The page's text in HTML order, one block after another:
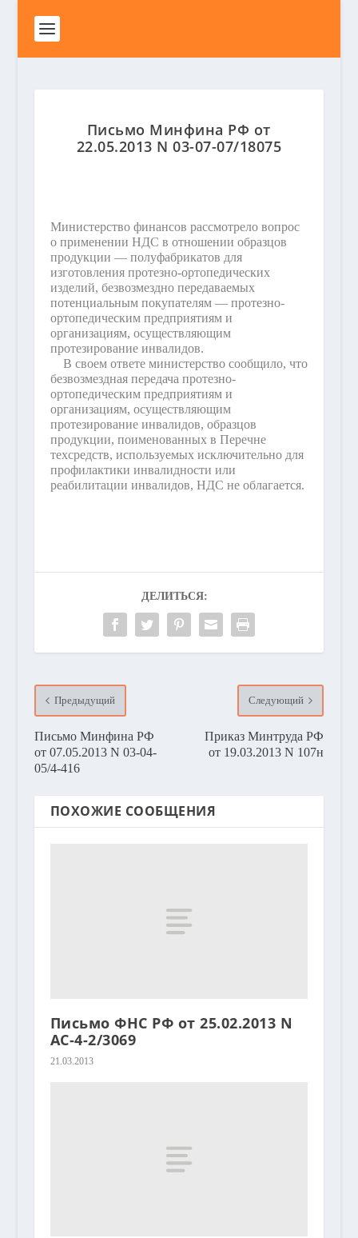
Письмо Минфина РФ от
22.05.2013 N 03-07-07/18075
Министерство финансов рассмотрело вопрос
о применении НДС в отношении образцов
продукции — полуфабрикатов для
изготовления протезно-ортопедических
изделий, безвозмездно передаваемых
потенциальным покупателям — протезно-
ортопедическим предприятиям и
организациям, осуществляющим
протезирование инвалидов.
В своем ответе министерство сообщило, что
безвозмездная передача протезно-
ортопедическим предприятиям и
организациям, осуществляющим
протезирование инвалидов, образцов
продукции, поименованных в Перечне
техсредств, используемых исключительно для
профилактики инвалидности или
реабилитации инвалидов, НДС не облагается.
ДЕЛИТЬСЯ:
Предыдущий
Письмо Минфина РФ
от 07.05.2013 N 03-04-
05/4-416
Следующий
Приказ Минтруда РФ
от 19.03.2013 N 107н
ПОХОЖИЕ СООБЩЕНИЯ
Письмо ФНС РФ от 25.02.2013 N
АС-4-2/3069
21.03.2013